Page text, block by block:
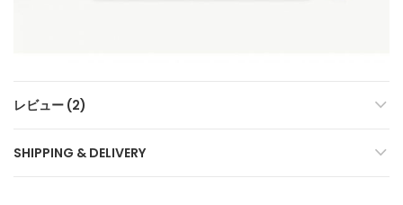
レビュー (2)
SHIPPING & DELIVERY